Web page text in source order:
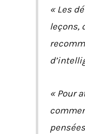
« Les
leçons,
« Pour